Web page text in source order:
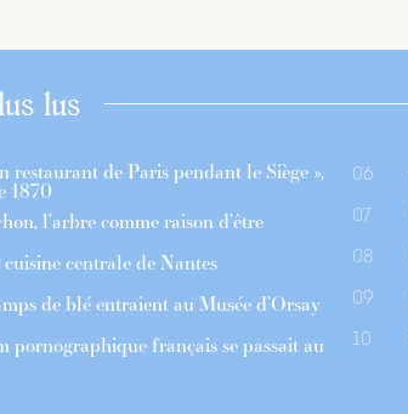
lus
restaurant de Paris pendant le Siège »,
1870
l’arbre comme raison d’être
centrale de Nantes
de blé entraient au Musée d’Orsay
pornographique français se passait au
06
07
08
09
10